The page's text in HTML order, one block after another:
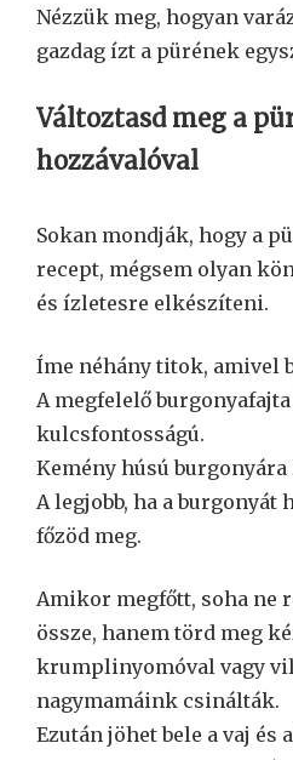
Nézzük meg, hogyan
gazdag ízt a pürének
Változtasd meg a
hozzávalóval
Sokan mondják, hogy a
recept, mégsem olyan
és ízletesre elkészíteni.
Íme néhány titok, amivel
A megfelelő
kulcsfontosságú.
Kemény húsú burgonyára
A legjobb, ha a burgonyát
főzöd meg.
Amikor megfőtt, soha ne
össze, hanem törd meg
krumplinyomóval vagy
nagymamáink csinálták.
Ezután jöhet bele a vaj és